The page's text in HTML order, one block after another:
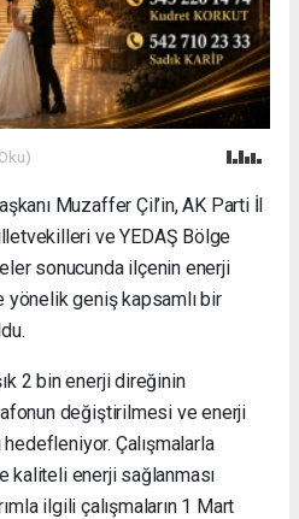
Muzaffer Çil’in, AK Parti İl
ve YEDAŞ Bölge
sonucunda ilçenin enerji
yönelik geniş kapsamlı bir
2 bin enerji direğinin
değiştirilmesi ve enerji
hedefleniyor. Çalışmalarla
enerji sağlanması
ilgili çalışmaların 1 Mart